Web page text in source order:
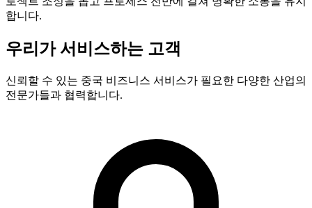
합니다.
우리가 서비스하는 고객
신뢰할 수 있는 중국 비즈니스 서비스가 필요한 다양한 산업의
전문가들과 협력합니다.